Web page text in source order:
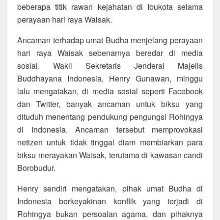
beberapa titik rawan kejahatan di Ibukota selama
perayaan hari raya Waisak.
Ancaman terhadap umat Budha menjelang perayaan
hari raya Waisak sebenarnya beredar di media
sosial. Wakil Sekretaris Jenderal Majelis
Buddhayana Indonesia, Henry Gunawan, minggu
lalu mengatakan, di media sosial seperti Facebook
dan Twitter, banyak ancaman untuk biksu yang
dituduh menentang pendukung pengungsi Rohingya
di Indonesia. Ancaman tersebut memprovokasi
netizen untuk tidak tinggal diam membiarkan para
biksu merayakan Waisak, terutama di kawasan candi
Borobudur.
Henry sendiri mengatakan, pihak umat Budha di
Indonesia berkeyakinan konflik yang terjadi di
Rohingya bukan persoalan agama, dan pihaknya